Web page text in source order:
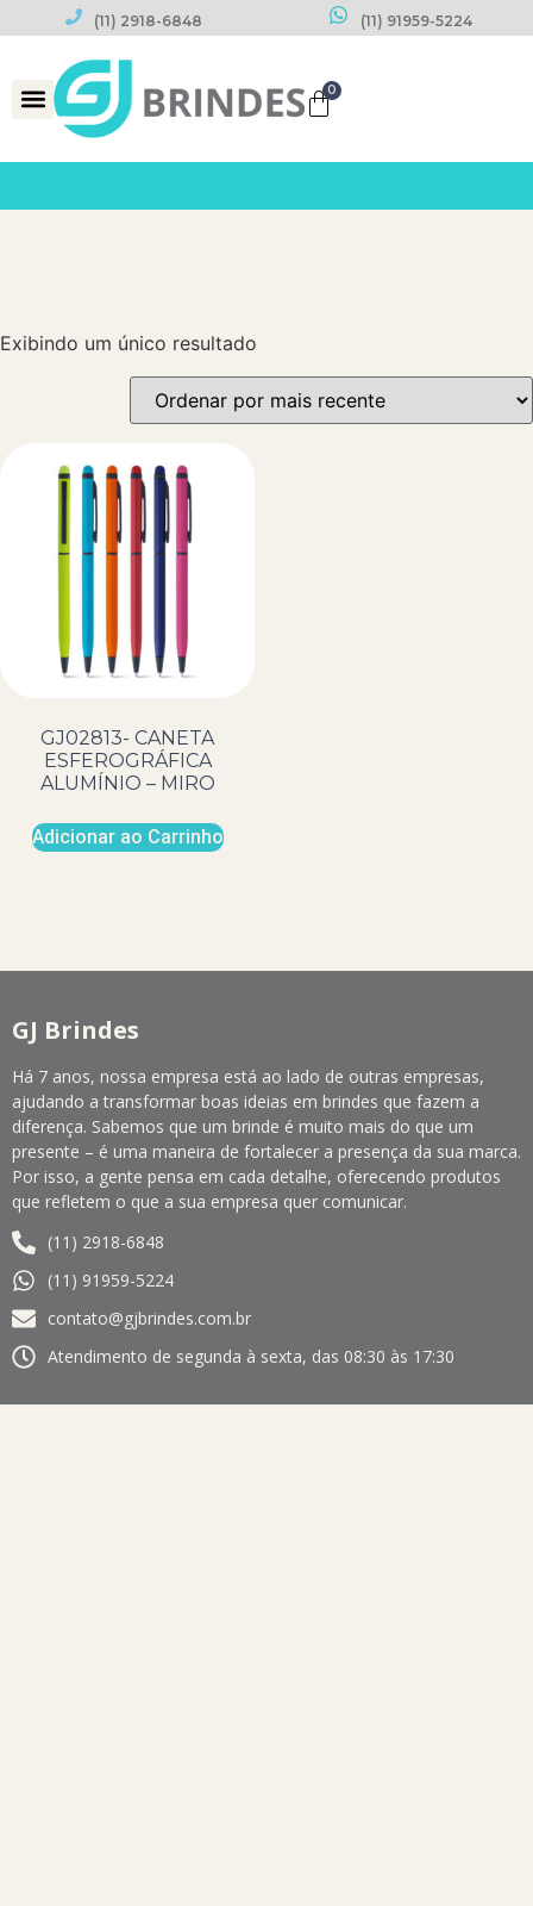
(11) 2918-6848 (11) 91959-5224
0
Exibindo um único resultado
GJ02813- CANETA
ESFEROGRÁFICA
ALUMÍNIO – MIRO
Adicionar ao Carrinho
GJ Brindes
Há 7 anos, nossa empresa está ao lado de outras empresas,
ajudando a transformar boas ideias em brindes que fazem a
diferença. Sabemos que um brinde é muito mais do que um
presente – é uma maneira de fortalecer a presença da sua marca.
Por isso, a gente pensa em cada detalhe, oferecendo produtos
que refletem o que a sua empresa quer comunicar.
(11) 2918-6848
(11) 91959-5224
contato@gjbrindes.com.br
Atendimento de segunda à sexta, das 08:30 às 17:30